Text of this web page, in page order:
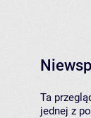
Ta
jednej z